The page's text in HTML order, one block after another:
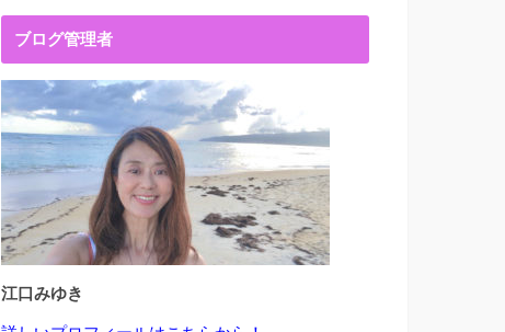
ブログ管理者
江口みゆき